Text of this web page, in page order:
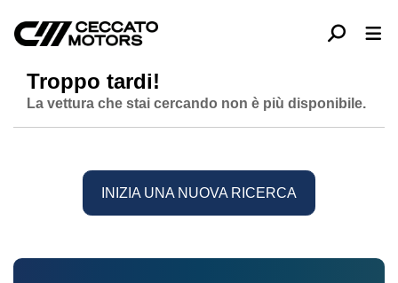
Troppo tardi!
La vettura che stai cercando non è più disponibile.
INIZIA UNA NUOVA RICERCA